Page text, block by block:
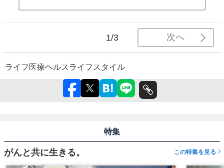
1/3 次へ
ライフ 医療ヘルスライフスタイル
特集
がんと共に生きる。 この特集を見る